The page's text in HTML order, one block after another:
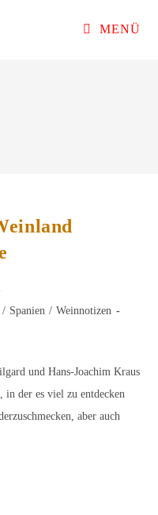
MENÜ
/ Spanien / Weinnotizen
und Hans-Joachim Kraus
in der es viel zu entdecken
aber auch